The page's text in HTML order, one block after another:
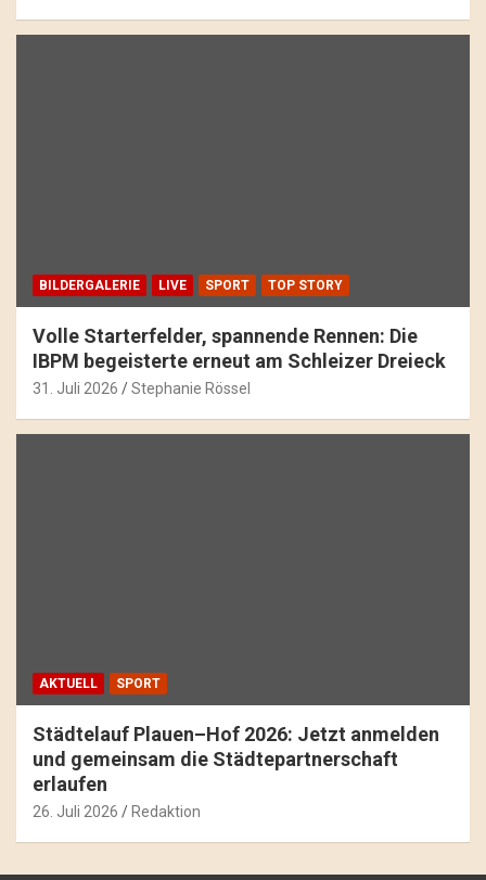
BILDERGALERIE LIVE SPORT TOP STORY
Volle Starterfelder, spannende Rennen: Die
IBPM begeisterte erneut am Schleizer Dreieck
31. Juli 2026 Stephanie Rössel
AKTUELL SPORT
Städtelauf Plauen–Hof 2026: Jetzt anmelden
und gemeinsam die Städtepartnerschaft
erlaufen
26. Juli 2026 Redaktion